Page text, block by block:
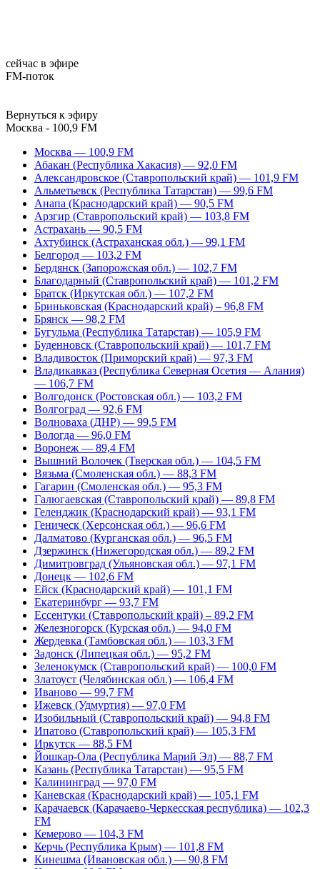
сейчас в эфире
FM-поток
Вернуться к эфиру
Москва - 100,9 FM
Москва — 100,9 FM
Абакан (Республика Хакасия) — 92,0 FM
Александровское (Ставропольский край) — 101,9 FM
Альметьевск (Республика Татарстан) — 99,6 FM
Анапа (Краснодарский край) — 90,5 FM
Арзгир (Ставропольский край) — 103,8 FM
Астрахань — 90,5 FM
Ахтубинск (Астраханская обл.) — 99,1 FM
Белгород — 103,2 FM
Бердянск (Запорожская обл.) — 102,7 FM
Благодарный (Ставропольский край) — 101,2 FM
Братск (Иркутская обл.) — 107,2 FM
Бриньковская (Краснодарский край) – 96,8 FM
Брянск — 98,2 FM
Бугульма (Республика Татарстан) — 105,9 FM
Буденновск (Ставропольский край) — 101,7 FM
Владивосток (Приморский край) — 97,3 FM
Владикавказ (Республика Северная Осетия — Алания)
— 106,7 FM
Волгодонск (Ростовская обл.) — 103,2 FM
Волгоград — 92,6 FM
Волноваха (ДНР) — 99,5 FM
Вологда — 96,0 FM
Воронеж — 89,4 FM
Вышний Волочек (Тверская обл.) — 104,5 FM
Вязьма (Смоленская обл.) — 88,3 FM
Гагарин (Смоленская обл.) — 95,3 FM
Галюгаевская (Ставропольский край) — 89,8 FM
Геленджик (Краснодарский край) — 93,1 FM
Геническ (Херсонская обл.) — 96,6 FM
Далматово (Курганская обл.) — 96,5 FM
Дзержинск (Нижегородская обл.) — 89,2 FM
Димитровград (Ульяновская обл.) — 97,1 FM
Донецк — 102,6 FM
Ейск (Краснодарский край) — 101,1 FM
Екатеринбург — 93,7 FM
Ессентуки (Ставропольский край) – 89,2 FM
Железногорск (Курская обл.) — 94,0 FM
Жердевка (Тамбовская обл.) — 103,3 FM
Задонск (Липецкая обл.) — 95,2 FM
Зеленокумск (Ставропольский край) — 100,0 FM
Златоуст (Челябинская обл.) — 106,4 FM
Иваново — 99,7 FM
Ижевск (Удмуртия) — 97,0 FM
Изобильный (Ставропольский край) — 94,8 FM
Ипатово (Ставропольский край) — 105,3 FM
Иркутск — 88,5 FM
Йошкар-Ола (Республика Марий Эл) — 88,7 FM
Казань (Республика Татарстан) — 95,5 FM
Калининград — 97,0 FM
Каневская (Краснодарский край) — 105,1 FM
Карачаевск (Карачаево-Черкесская республика) — 102,3
FM
Кемерово — 104,3 FM
Керчь (Республика Крым) — 101,8 FM
Кинешма (Ивановская обл.) — 90,8 FM